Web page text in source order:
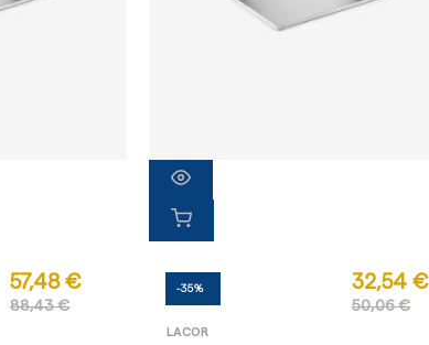
57,48 €
88,43 €
-35% 32,54 €
50,06 €
LACOR